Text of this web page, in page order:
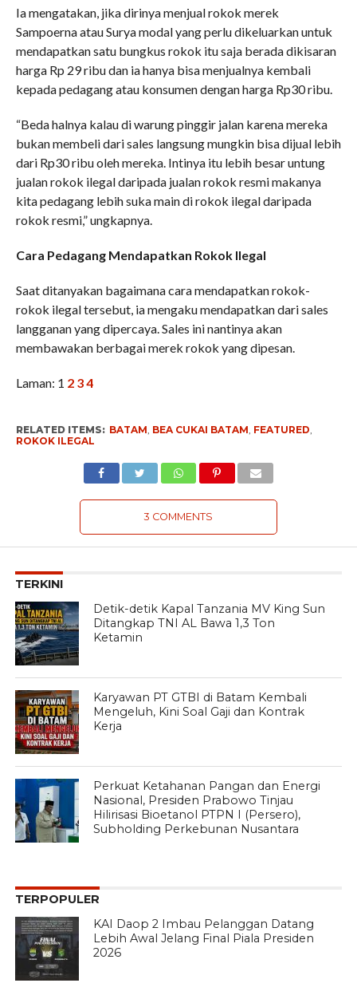
Ia mengatakan, jika dirinya menjual rokok merek
Sampoerna atau Surya modal yang perlu dikeluarkan untuk
mendapatkan satu bungkus rokok itu saja berada dikisaran
harga Rp 29 ribu dan ia hanya bisa menjualnya kembali
kepada pedagang atau konsumen dengan harga Rp30 ribu.
“Beda halnya kalau di warung pinggir jalan karena mereka
bukan membeli dari sales langsung mungkin bisa dijual lebih
dari Rp30 ribu oleh mereka. Intinya itu lebih besar untung
jualan rokok ilegal daripada jualan rokok resmi makanya
kita pedagang lebih suka main di rokok ilegal daripada
rokok resmi,” ungkapnya.
Cara Pedagang Mendapatkan Rokok Ilegal
Saat ditanyakan bagaimana cara mendapatkan rokok-
rokok ilegal tersebut, ia mengaku mendapatkan dari sales
langganan yang dipercaya. Sales ini nantinya akan
membawakan berbagai merek rokok yang dipesan.
Laman: 1 2 34
RELATED ITEMS: BATAM BEA CUKAI BATAM FEATURED
ROKOK ILEGAL
3 COMMENTS
TERKINI
Detik-detik Kapal Tanzania MV King Sun
Ditangkap TNI AL Bawa 1,3 Ton
Ketamin
Karyawan PT GTBI di Batam Kembali
Mengeluh, Kini Soal Gaji dan Kontrak
Kerja
Perkuat Ketahanan Pangan dan Energi
Nasional, Presiden Prabowo Tinjau
Hilirisasi Bioetanol PTPN I (Persero),
Subholding Perkebunan Nusantara
TERPOPULER
KAI Daop 2 Imbau Pelanggan Datang
Lebih Awal Jelang Final Piala Presiden
2026